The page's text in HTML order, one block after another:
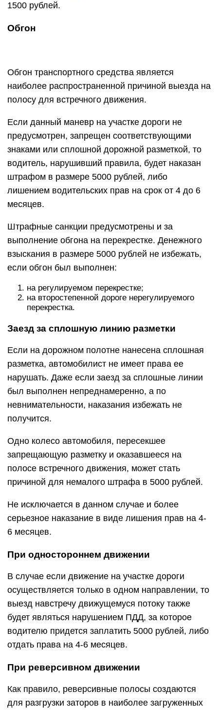
1500 рублей.
Обгон
Обгон транспортного средства является
наиболее распространенной причиной выезда на
полосу для встречного движения.
Если данный маневр на участке дороги не
предусмотрен, запрещен соответствующими
знаками или сплошной дорожной разметкой, то
водитель, нарушивший правила, будет наказан
штрафом в размере 5000 рублей, либо
лишением водительских прав на срок от 4 до 6
месяцев.
Штрафные санкции предусмотрены и за
выполнение обгона на перекрестке. Денежного
взыскания в размере 5000 рублей не избежать,
если обгон был выполнен:
на регулируемом перекрестке;
на второстепенной дороге нерегулируемого
перекрестка.
Заезд за сплошную линию разметки
Если на дорожном полотне нанесена сплошная
разметка, автомобилист не имеет права ее
нарушать. Даже если заезд за сплошные линии
был выполнен непреднамеренно, а по
невнимательности, наказания избежать не
получится.
Одно колесо автомобиля, пересекшее
запрещающую разметку и оказавшееся на
полосе встречного движения, может стать
причиной для немалого штрафа в 5000 рублей.
Не исключается в данном случае и более
серьезное наказание в виде лишения прав на 4-
6 месяцев.
При одностороннем движении
В случае если движение на участке дороги
осуществляется только в одном направлении, то
выезд навстречу движущемуся потоку также
будет являться нарушением ПДД, за которое
водителю придется заплатить 5000 рублей, либо
отдать права на 4-6 месяцев.
При реверсивном движении
Как правило, реверсивные полосы создаются
для разгрузки заторов в наиболее загруженных